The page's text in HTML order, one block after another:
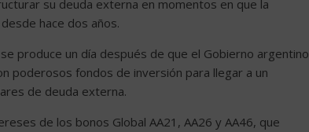
su deuda externa en momentos en que la
hace dos años.
produce un día después de que el Gobierno argentino
poderosos fondos de inversión para llegar a un
de deuda externa.
de los bonos Global AA21, AA26 y AA46, que